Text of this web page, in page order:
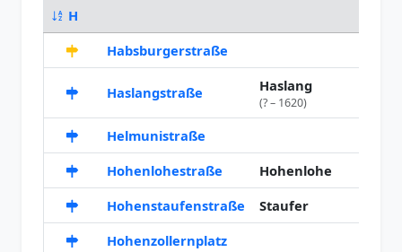
H
Habsburgerstraße
Haslangstraße Haslang
(? – 1620)
Helmunistraße
Hohenlohestraße
Hohenlohe
Hohenstaufenstraße
Staufer
Hohenzollernplatz